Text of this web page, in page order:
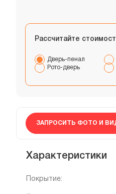
Рассчитайте
Дверь-пенал
Рото-дверь
ЗАПРОСИТЬ ФОТО И
Характеристики
Покрытие: